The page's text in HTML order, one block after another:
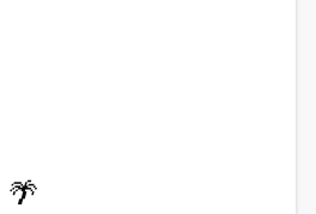
🌴